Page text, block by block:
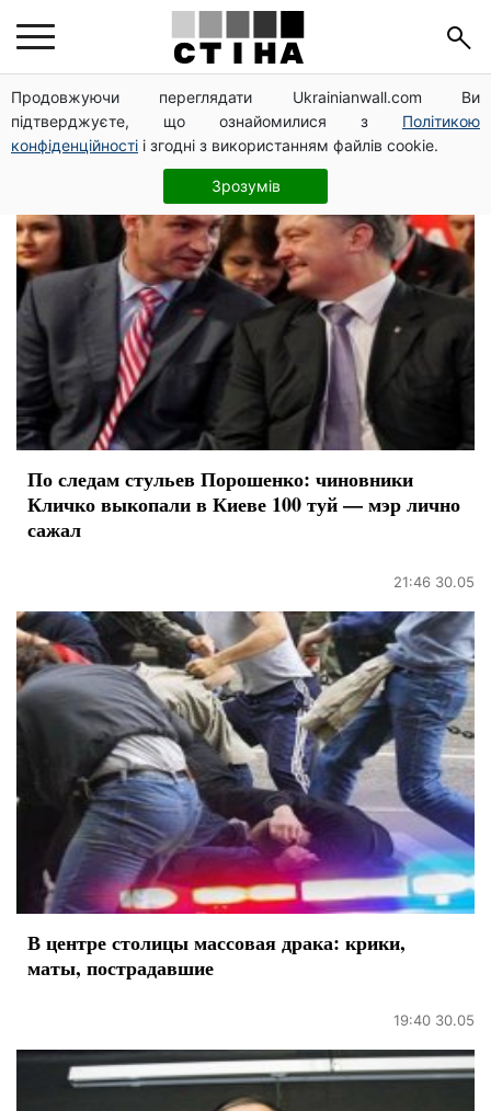
Продовжуючи переглядати Ukrainianwall.com Ви
підтверджуєте, що ознайомилися з Політикою
конфіденційності і згодні з використанням файлів cookie.
Зрозумів
Киев
По следам стульев Порошенко: чиновники
Кличко выкопали в Киеве 100 туй — мэр лично
сажал
21:46 30.05
В центре столицы массовая драка: крики,
маты, пострадавшие
19:40 30.05